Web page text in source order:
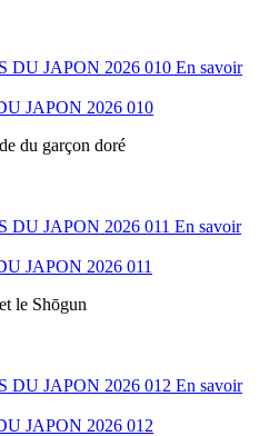
En savoir
JAPON 2026 010
du garçon doré
En savoir
JAPON 2026 011
le Shōgun
En savoir
JAPON 2026 012